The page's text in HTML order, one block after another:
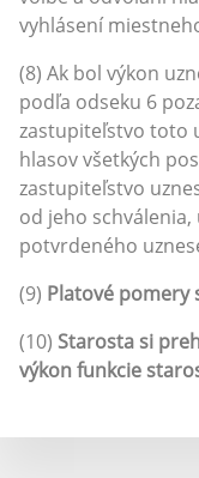
vyhlásení
(8) Ak bol výkon
podľa odseku 6
zastupiteľstvo toto
hlasov všetkých
zastupiteľstvo
od jeho
potvrdeného
(9) Platové pomery
(10) Starosta si
výkon funkcie